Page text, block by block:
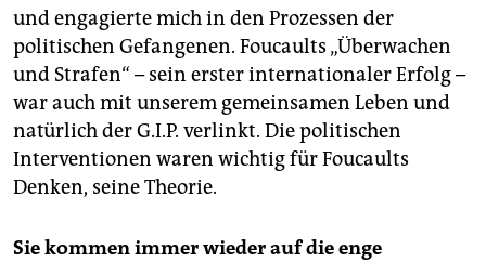
und engagierte mich in den Prozessen der
politischen Gefangenen. Foucaults „Überwachen
und Strafen“ – sein erster internationaler Erfolg –
war auch mit unserem gemeinsamen Leben und
natürlich der G.I.P. verlinkt. Die politischen
Interventionen waren wichtig für Foucaults
Denken, seine Theorie.
Sie kommen immer wieder auf die enge